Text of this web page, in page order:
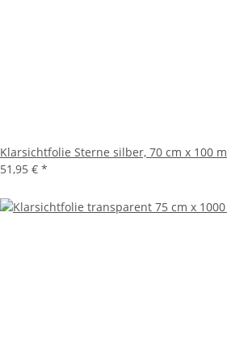
Klarsichtfolie Sterne silber, 70 cm x 100 m
51,95 € *